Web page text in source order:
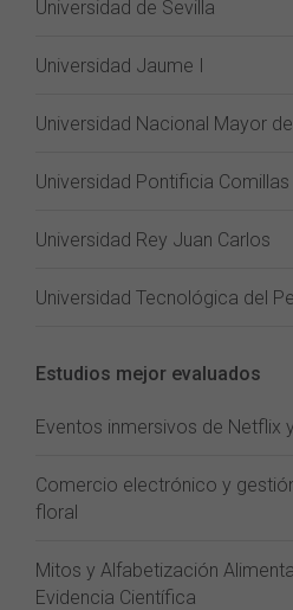
Universidad de Sevilla
Universidad Jaume I
Universidad Nacional Mayor
Universidad Pontificia Comillas
Universidad Rey Juan Carlos
Universidad Tecnológica del
Estudios mejor evaluados
Eventos inmersivos de Netflix
Comercio electrónico y
floral
Mitos y Alfabetización
Evidencia Científica